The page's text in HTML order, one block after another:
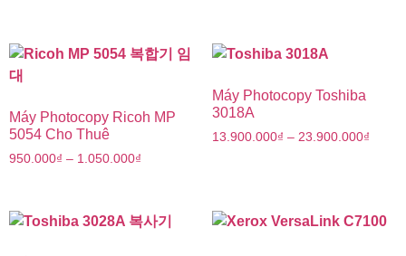
Máy Photocopy Ricoh MP
5054 Cho Thuê
950.000₫ – 1.050.000₫
Máy Photocopy Toshiba
3018A
13.900.000₫ – 23.900.000₫